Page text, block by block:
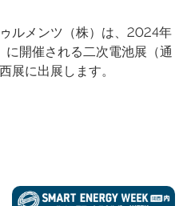
ルメンツ（株）は、2024年
開催される二次電池展（通
展に出展します。